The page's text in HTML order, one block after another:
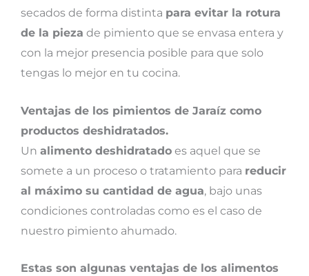
secados de forma distinta para evitar la rotura
de la pieza de pimiento que se envasa entera y
con la mejor presencia posible para que solo
tengas lo mejor en tu cocina.
Ventajas de los pimientos de Jaraíz como
productos deshidratados.
Un alimento deshidratado es aquel que se
somete a un proceso o tratamiento para reducir
al máximo su cantidad de agua, bajo unas
condiciones controladas como es el caso de
nuestro pimiento ahumado.
Estas son algunas ventajas de los alimentos